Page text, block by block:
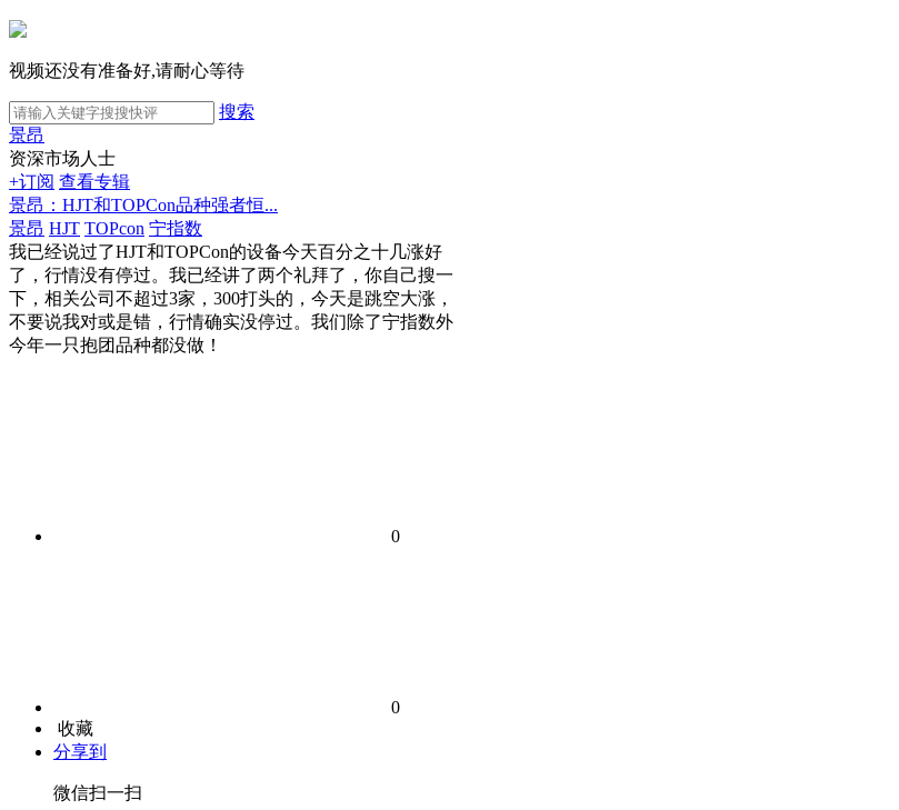
视频还没有准备好,请耐心等待
搜索
景昂
资深市场人士
+订阅 查看专辑
景昂：HJT和TOPCon品种强者恒...
景昂 HJT TOPcon 宁指数
我已经说过了HJT和TOPCon的设备今天百分之十几涨好
了，行情没有停过。我已经讲了两个礼拜了，你自己搜一
下，相关公司不超过3家，300打头的，今天是跳空大涨，
不要说我对或是错，行情确实没停过。我们除了宁指数外
今年一只抱团品种都没做！
0
0
收藏
分享到
微信扫一扫